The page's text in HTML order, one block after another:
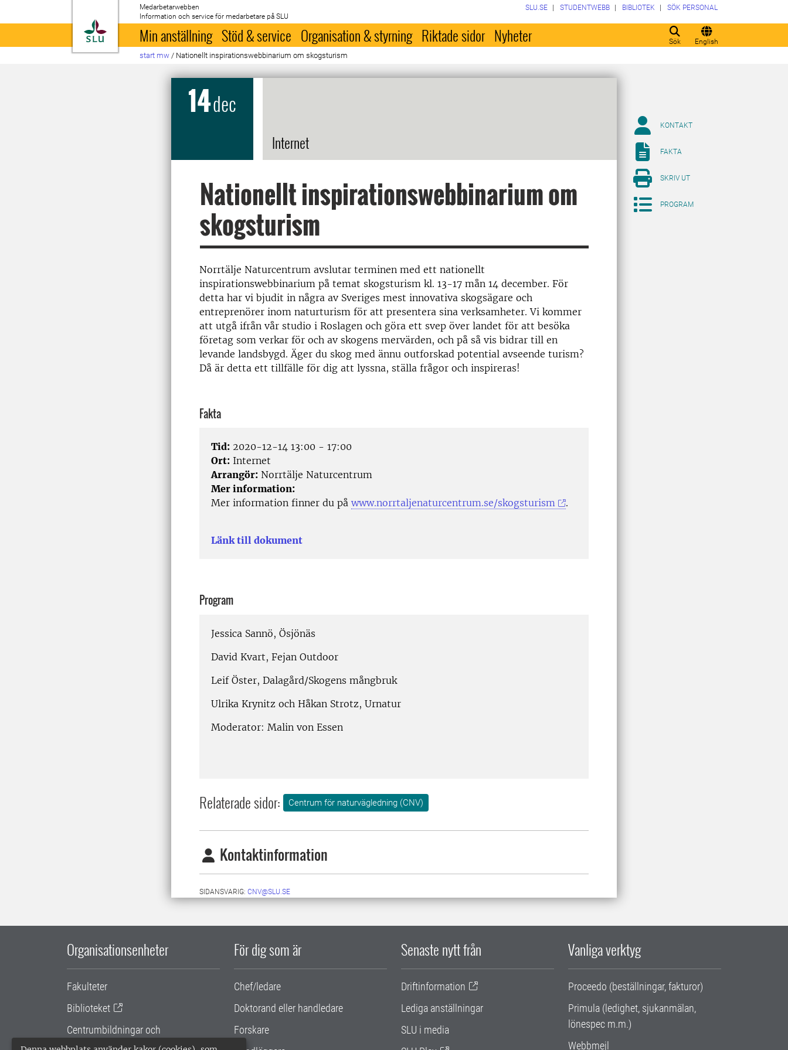
Till startsida
Medarbetarwebben
Information och service för medarbetare på SLU
Sök English
SLU.SE STUDENTWEBB BIBLIOTEK SÖK PERSONAL
Min anställning Stöd & service Organisation & styrning Riktade sidor Nyheter
start mw / Nationellt inspirationswebbinarium om skogsturism
14dec
Internet
Nationellt inspirationswebbinarium om
skogsturism
Norrtälje Naturcentrum avslutar terminen med ett nationellt
inspirationswebbinarium på temat skogsturism kl. 13-17 mån 14 december. För
detta har vi bjudit in några av Sveriges mest innovativa skogsägare och
entreprenörer inom naturturism för att presentera sina verksamheter. Vi kommer
att utgå ifrån vår studio i Roslagen och göra ett svep över landet för att besöka
företag som verkar för och av skogens mervärden, och på så vis bidrar till en
levande landsbygd. Äger du skog med ännu outforskad potential avseende turism?
Då är detta ett tillfälle för dig att lyssna, ställa frågor och inspireras!
Fakta
Tid: 2020-12-14 13:00 - 17:00
Ort: Internet
Arrangör: Norrtälje Naturcentrum
Mer information:
Mer information finner du på www.norrtaljenaturcentrum.se/skogsturism .
Länk till dokument
Program
Jessica Sannö, Ösjönäs
David Kvart, Fejan Outdoor
Leif Öster, Dalagård/Skogens mångbruk
Ulrika Krynitz och Håkan Strotz, Urnatur
Moderator: Malin von Essen
Relaterade sidor: Centrum för naturvägledning (CNV)
Kontaktinformation
SIDANSVARIG: CNV@SLU.SE
KONTAKT
FAKTA
SKRIV UT
PROGRAM
Organisationsenheter
Fakulteter
Biblioteket
Centrumbildningar och
samarbetsprojekt
För dig som är
Chef/ledare
Doktorand eller handledare
Forskare
Senaste nytt från
Driftinformation
Lediga anställningar
SLU i media
Vanliga verktyg
Proceedo (beställningar, fakturor)
Primula (ledighet, sjukanmälan,
lönespec m.m.)
Webbmejl